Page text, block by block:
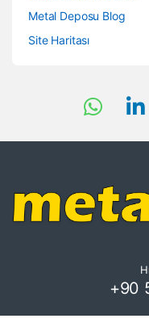
Metal Deposu Blog
Site Haritası
+90